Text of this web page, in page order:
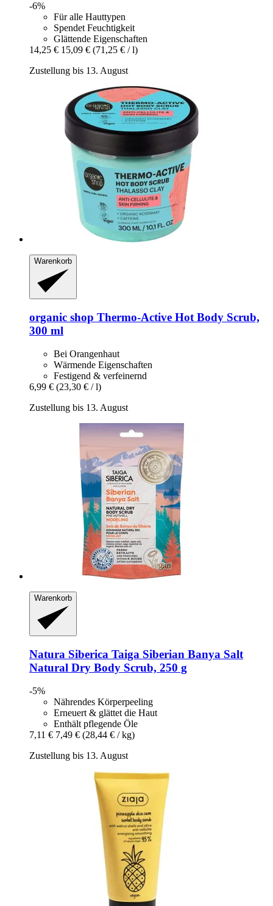
-6%
Für alle Hauttypen
Spendet Feuchtigkeit
Glättende Eigenschaften
14,25 € 15,09 € (71,25 € / l)
Zustellung bis 13. August
Warenkorb
organic shop Thermo-​Active Hot Body Scrub,
300 ml
Bei Orangenhaut
Wärmende Eigenschaften
Festigend & verfeinernd
6,99 € (23,30 € / l)
Zustellung bis 13. August
Warenkorb
Natura Siberica Taiga Siberian Banya Salt
Natural Dry Body Scrub, 250 g
-5%
Nährendes Körperpeeling
Erneuert & glättet die Haut
Enthält pflegende Öle
7,11 € 7,49 € (28,44 € / kg)
Zustellung bis 13. August